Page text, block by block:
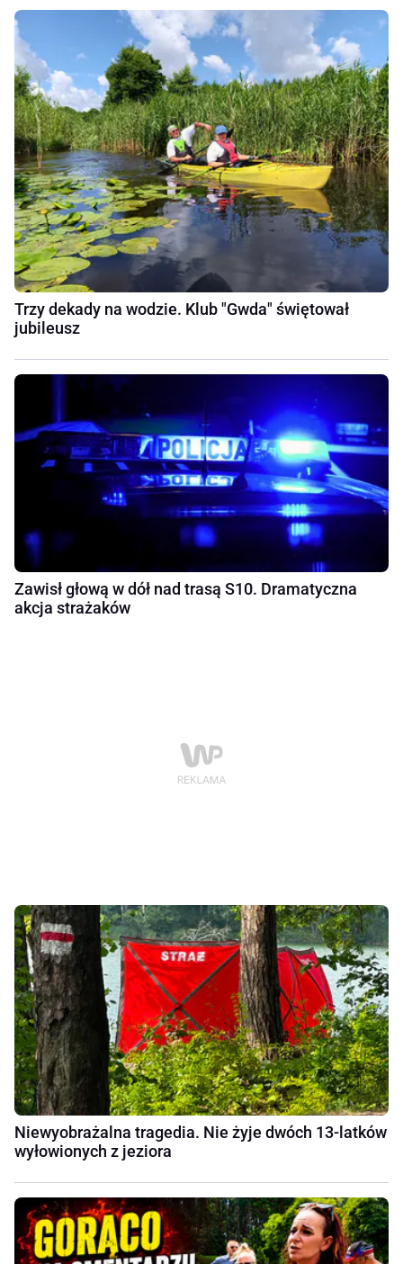
Trzy dekady na wodzie. Klub "Gwda" świętował
jubileusz
Zawisł głową w dół nad trasą S10. Dramatyczna
akcja strażaków
Niewyobrażalna tragedia. Nie żyje dwóch 13-latków
wyłowionych z jeziora